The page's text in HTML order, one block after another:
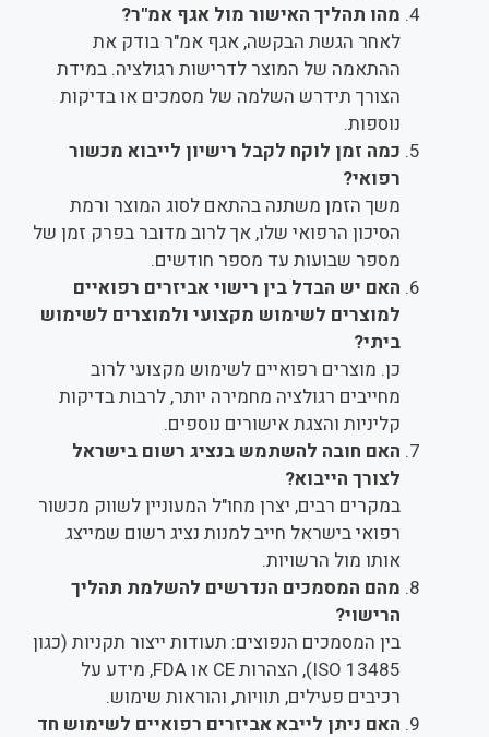
מהו תהליך האישור מול אגף אמ"ר?
לאחר הגשת הבקשה, אגף אמ"ר בודק את
ההתאמה של המוצר לדרישות רגולציה. במידת
הצורך תידרש השלמה של מסמכים או בדיקות
נוספות.
כמה זמן לוקח לקבל רישיון לייבוא מכשור
רפואי?
משך הזמן משתנה בהתאם לסוג המוצר ורמת
הסיכון הרפואי שלו, אך לרוב מדובר בפרק זמן של
מספר שבועות עד מספר חודשים.
האם יש הבדל בין רישוי אביזרים רפואיים
למוצרים לשימוש מקצועי ולמוצרים לשימוש
ביתי?
כן. מוצרים רפואיים לשימוש מקצועי לרוב
מחייבים רגולציה מחמירה יותר, לרבות בדיקות
קליניות והצגת אישורים נוספים.
האם חובה להשתמש בנציג רשום בישראל
לצורך הייבוא?
במקרים רבים, יצרן מחו"ל המעוניין לשווק מכשור
רפואי בישראל חייב למנות נציג רשום שמייצג
אותו מול הרשויות.
מהם המסמכים הנדרשים להשלמת תהליך
הרישוי?
בין המסמכים הנפוצים: תעודות ייצור תקניות (כגון
ISO 13485), הצהרות CE או FDA, מידע על
רכיבים פעילים, תוויות, והוראות שימוש.
האם ניתן לייבא אביזרים רפואיים לשימוש חד